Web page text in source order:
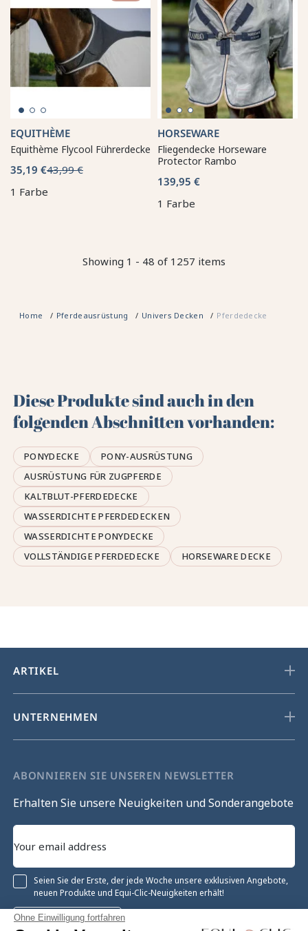
Ohne Einwilligung fortfahren
EQUITHÈME
Equithème Flycool Führerdecke
35,19 €43,99 €
1 Farbe
HORSEWARE
Fliegendecke Horseware
Protector Rambo
139,95 €
1 Farbe
Showing 1 - 48 of 1257 items
Home Pferdeausrüstung Univers Decken Pferdedecke
Diese Produkte sind auch in den
folgenden Abschnitten vorhanden:
PONYDECKE
PONY-AUSRÜSTUNG
AUSRÜSTUNG FÜR ZUGPFERDE
KALTBLUT-PFERDEDECKE
WASSERDICHTE PFERDEDECKEN
WASSERDICHTE PONYDECKE
VOLLSTÄNDIGE PFERDEDECKE
HORSEWARE DECKE
ARTIKEL
UNTERNEHMEN
ABONNIEREN SIE UNSEREN NEWSLETTER
Erhalten Sie unsere Neuigkeiten und Sonderangebote
Seien Sie der Erste, der jede Woche unsere exklusiven Angebote,
neuen Produkte und Equi-Clic-Neuigkeiten erhält!
Registrieren